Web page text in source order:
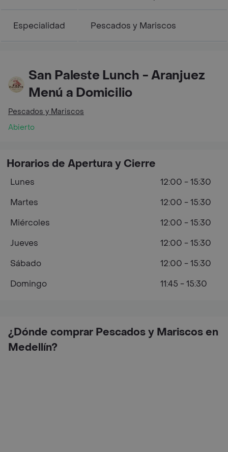
Especialidad Pescados y Mariscos
San Paleste Lunch - Aranjuez
Menú a Domicilio
Pescados y Mariscos
Abierto
¿Dónde comprar Pescados y Mariscos en
Medellín?
Horarios de Apertura y Cierre
Lunes
12:00 - 15:30
Martes
12:00 - 15:30
Miércoles
12:00 - 15:30
Jueves
12:00 - 15:30
Sábado
12:00 - 15:30
Domingo
11:45 - 15:30